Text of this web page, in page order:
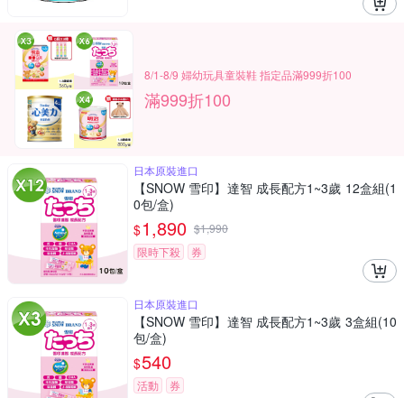
8/1-8/9 婦幼玩具童裝鞋 指定品滿999折100
滿999折100
日本原裝進口
【SNOW 雪印】達智 成長配方1~3歲 12盒組(1
0包/盒)
$1,890 $1,990
限時下殺
券
日本原裝進口
【SNOW 雪印】達智 成長配方1~3歲 3盒組(10
包/盒)
$540
活動 券